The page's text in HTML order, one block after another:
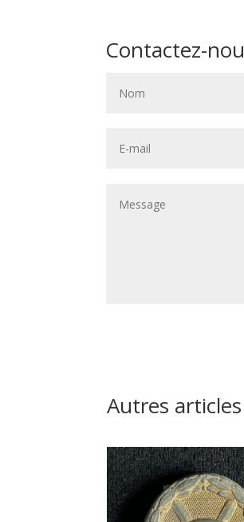
Contactez-
Autres articles